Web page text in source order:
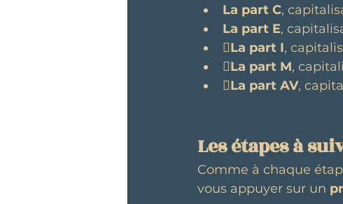
La part C,
La part E,
La part I,
La part M,
La part AV,
Les étapes à
Comme à chaque
vous appuyer sur un